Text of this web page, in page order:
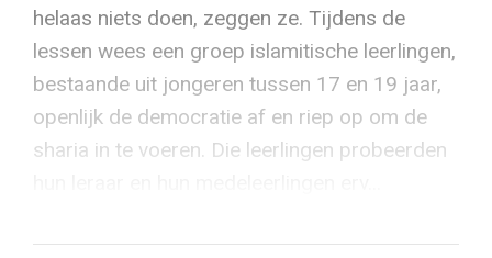
helaas niets doen, zeggen ze. Tijdens de
lessen wees een groep islamitische leerlingen,
bestaande uit jongeren tussen 17 en 19 jaar,
openlijk de democratie af en riep op om de
sharia in te voeren. Die leerlingen probeerden